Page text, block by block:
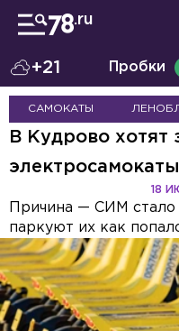
+21 Пробки
САМОКАТЫ
В Кудрово хотят
электросамокаты
18
Причина — СИМ
паркуют их как